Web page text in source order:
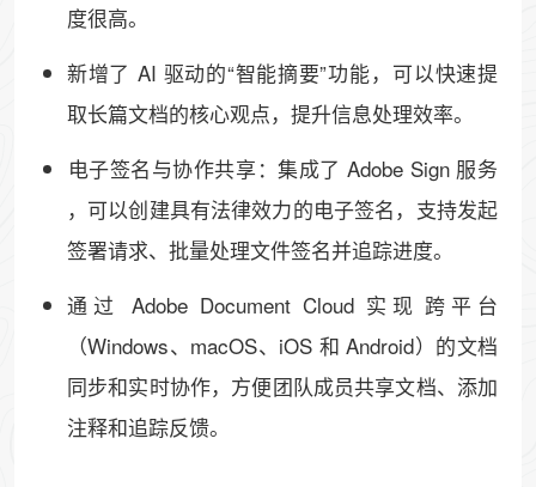
度很高。
新增了 ​​AI 驱动的“智能摘要”功能​​，可以快速提
取长篇文档的核心观点，提升信息处理效率。
​​电子签名与协作共享​​：集成了 ​​Adobe Sign 服务​​
，可以创建具有法律效力的电子签名，支持发起
签署请求、批量处理文件签名并追踪进度。
通过 ​​Adobe Document Cloud​​ 实现​​跨平台
（Windows、macOS、iOS 和 Android）的文档
同步和实时协作​​，方便团队成员共享文档、添加
注释和追踪反馈。